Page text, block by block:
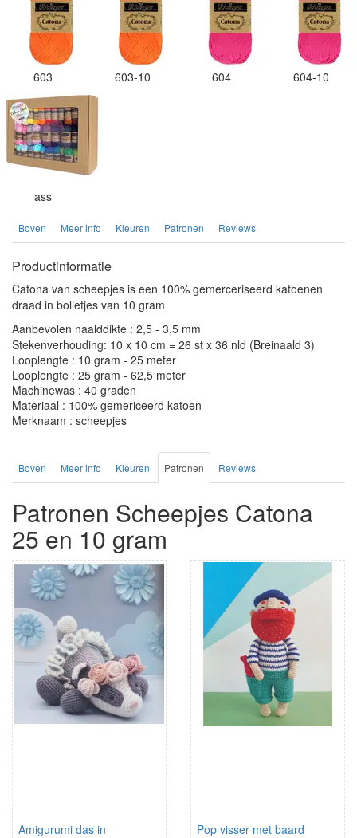
603 603-10 604 604-10
ass
Boven Meer info Kleuren Patronen Reviews
Productinformatie
Catona van scheepjes is een 100% gemerceriseerd katoenen
draad in bolletjes van 10 gram
Aanbevolen naalddikte : 2,5 - 3,5 mm
Stekenverhouding: 10 x 10 cm = 26 st x 36 nld (Breinaald 3)
Looplengte : 10 gram - 25 meter
Looplengte : 25 gram - 62,5 meter
Machinewas : 40 graden
Materiaal : 100% gemericeerd katoen
Merknaam : scheepjes
Boven Meer info Kleuren Patronen Reviews
Patronen Scheepjes Catona
25 en 10 gram
Amigurumi das in
Pop visser met baard